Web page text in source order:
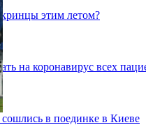
этим летом?
на коронавирус всех
в поединке в Киеве